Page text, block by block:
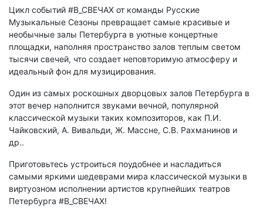
Цикл событий #В_СВЕЧАХ от команды Русские
Музыкальные Сезоны превращает самые красивые и
необычные залы Петербурга в уютные концертные
площадки, наполняя пространство залов теплым светом
тысячи свечей, что создает неповторимую атмосферу и
идеальный фон для музицирования.
Один из самых роскошных дворцовых залов Петербурга в
этот вечер наполнится звуками вечной, популярной
классической музыки таких композиторов, как П.И.
Чайковский, А. Вивальди, Ж. Массне, С.В. Рахманинов и
др..
Приготовьтесь устроиться поудобнее и насладиться
самыми яркими шедеврами мира классической музыки в
виртуозном исполнении артистов крупнейших театров
Петербурга #В_СВЕЧАХ!